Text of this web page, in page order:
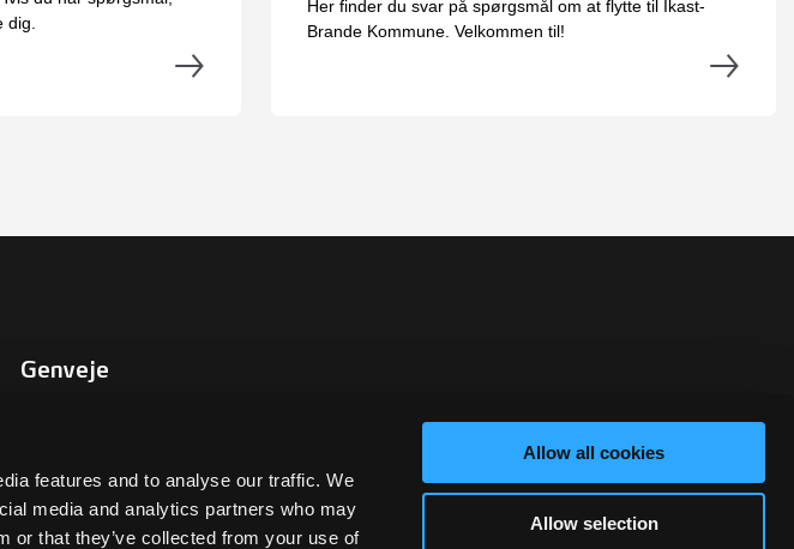
features and to analyse our traffic. We
media and analytics partners who may
or that they’ve collected from your use of
Allow all cookies
Allow selection
Her finder du svar på spørgsmål om at flytte til Ikast-
Brande Kommune. Velkommen til!
Genveje
Databeskyttelse
Tilgængelighedserklæring